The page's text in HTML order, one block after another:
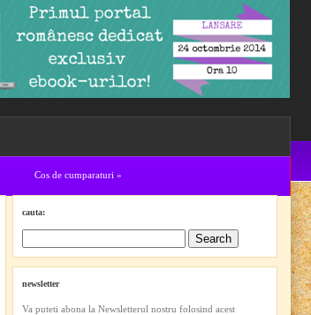
Cos de cumparaturi »
cauta:
newsletter
Va puteti abona la Newsletterul nostru folosind acest